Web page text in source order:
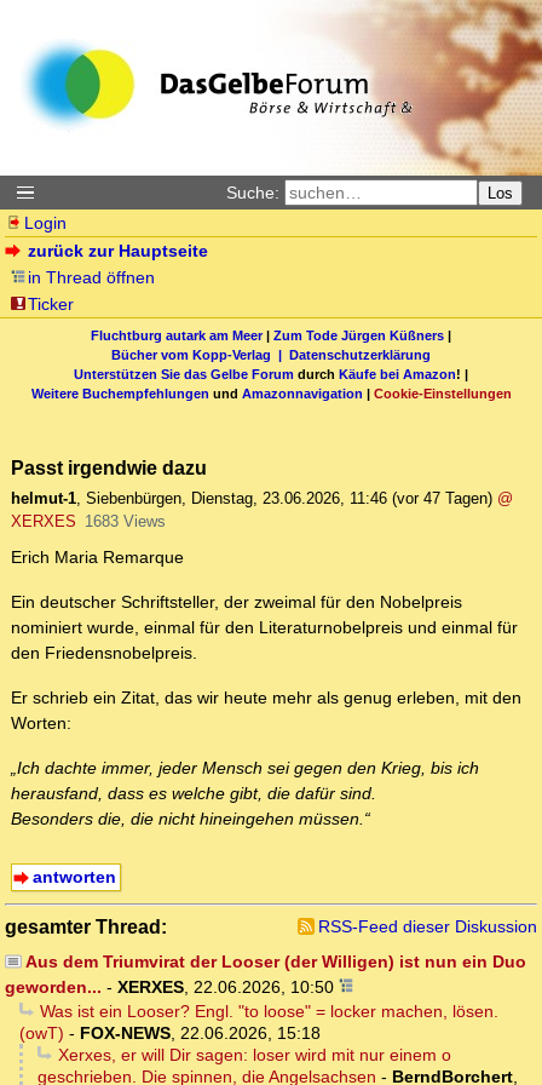
Suche: Los
Login
zurück zur Hauptseite
in Thread öffnen
Ticker
Fluchtburg autark am Meer| Zum Tode Jürgen Küßners |
Bücher vom Kopp-Verlag | Datenschutzerklärung
Unterstützen Sie das Gelbe Forum durch Käufe bei Amazon! |
Weitere Buchempfehlungen und Amazonnavigation | Cookie-Einstellungen
Passt irgendwie dazu
helmut-1, Siebenbürgen, Dienstag, 23.06.2026, 11:46 (vor 47 Tagen) @
XERXES 1683 Views
Erich Maria Remarque
Ein deutscher Schriftsteller, der zweimal für den Nobelpreis
nominiert wurde, einmal für den Literaturnobelpreis und einmal für
den Friedensnobelpreis.
Er schrieb ein Zitat, das wir heute mehr als genug erleben, mit den
Worten:
„Ich dachte immer, jeder Mensch sei gegen den Krieg, bis ich
herausfand, dass es welche gibt, die dafür sind.
Besonders die, die nicht hineingehen müssen.“
antworten
gesamter Thread:
RSS-Feed dieser Diskussion
Aus dem Triumvirat der Looser (der Willigen) ist nun ein Duo
geworden... - XERXES, 22.06.2026, 10:50
Was ist ein Looser? Engl. "to loose" = locker machen, lösen.
(owT) - FOX-NEWS, 22.06.2026, 15:18
Xerxes, er will Dir sagen: loser wird mit nur einem o
geschrieben. Die spinnen, die Angelsachsen - BerndBorchert,